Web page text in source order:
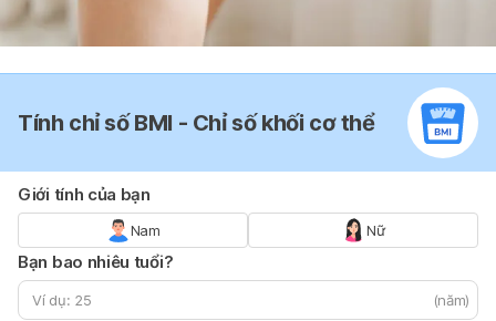
Tính chỉ số BMI - Chỉ số khối cơ thể
Giới tính của bạn
Nam Nữ
Bạn bao nhiêu tuổi?
(năm)